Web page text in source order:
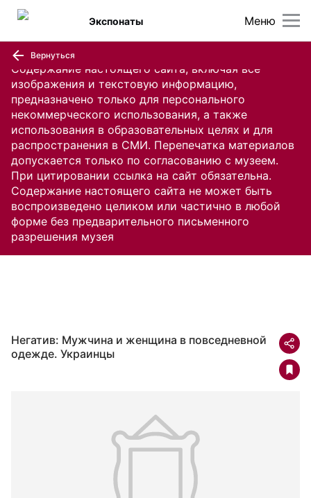
Содержание настоящего сайта, включая все
изображения и текстовую информацию,
предназначено только для персонального
некоммерческого использования, а также
использования в образовательных целях и для
распространения в СМИ. Перепечатка материалов
допускается только по согласованию с музеем.
При цитировании ссылка на сайт обязательна.
Содержание настоящего сайта не может быть
воспроизведено целиком или частично в любой
форме без предварительного письменного
разрешения музея
Меню
Экспонаты
Вернуться
Негатив: Мужчина и женщина в повседневной
одежде. Украинцы